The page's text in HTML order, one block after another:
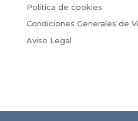
Política de cookies
Condiciones Generales de
Aviso Legal